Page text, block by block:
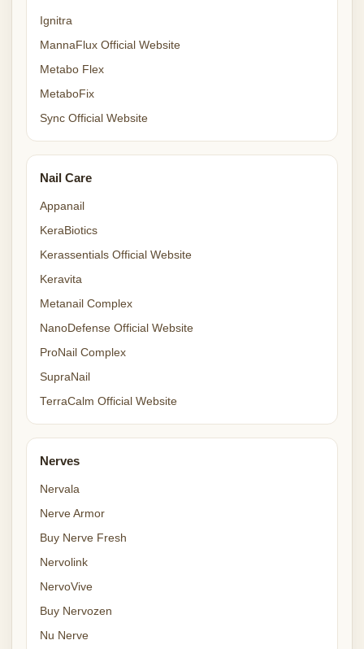
Ignitra
MannaFlux Official Website
Metabo Flex
MetaboFix
Sync Official Website
Nail Care
Appanail
KeraBiotics
Kerassentials Official Website
Keravita
Metanail Complex
NanoDefense Official Website
ProNail Complex
SupraNail
TerraCalm Official Website
Nerves
Nervala
Nerve Armor
Buy Nerve Fresh
Nervolink
NervoVive
Buy Nervozen
Nu Nerve